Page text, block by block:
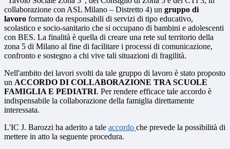
collaborazione con ASL Milano – Distretto 4) un gruppo di
lavoro formato da responsabili di servizi di tipo educativo,
scolastico e socio-sanitario che si occupano di bambini e adolescenti
con BES. La finalità è quella di creare una rete sul territorio della
zona 5 di Milano al fine di facilitare i processi di comunicazione,
confronto e sostegno a chi vive tali situazioni di fragilità.
Nell'ambito dei lavori svolti da tale gruppo di lavoro è stato proposto
un ACCORDO DI COLLABORAZIONE TRA SCUOLE
FAMIGLIA E PEDIATRI. Per rendere efficace tale accordo è
indispensabile la collaborazione della famiglia direttamente
interessata.
L'IC J. Barozzi ha aderito a tale accordo che prevede la possibilità di
mettere in atto la seguente procedura.